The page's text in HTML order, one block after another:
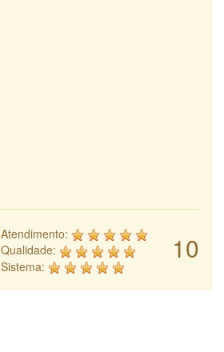
10
Atendimento:
Qualidade:
Sistema: